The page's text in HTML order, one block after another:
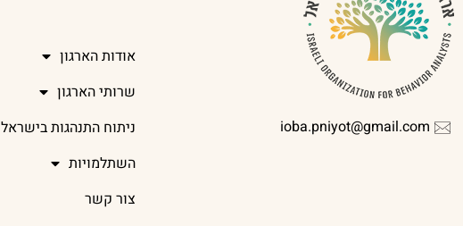
ioba.pniyot@gmail.com
אודות הארגון
שרותי הארגון
ניתוח התנהגות בישראל
השתלמויות
צור קשר